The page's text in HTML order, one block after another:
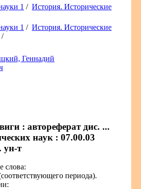
1 / История. Исторические
1 / История. Исторические
/
Геннадий
: автореферат дис. ...
наук : 07.00.03
ун-т
слова:
периода).